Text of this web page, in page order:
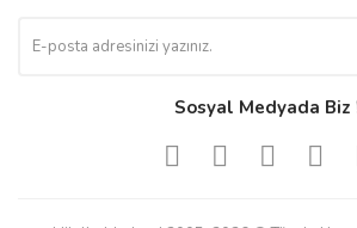
Sosyal Medyada Biz